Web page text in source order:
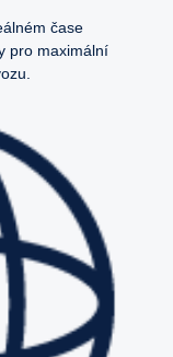
čase
pro maximální